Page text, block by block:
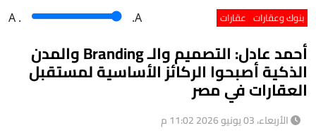
بنوك وعقارات عقارات A . .A
أحمد عادل: التصميم والـ Branding والمدن
الذكية أصبحوا الركائز الأساسية لمستقبل
العقارات في مصر
الأربعاء، 03 يونيو 2026 11:02 م